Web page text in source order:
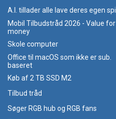
A.I. tillader alle lave deres egen spil
Mobil Tilbudstråd 2026 - Value for
money
Skole computer
Office til macOS som ikke er sub.
baseret
Køb af 2 TB SSD M2
Tilbud tråd
Søger RGB hub og RGB fans